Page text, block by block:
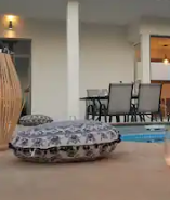
sur 5
sur la base de